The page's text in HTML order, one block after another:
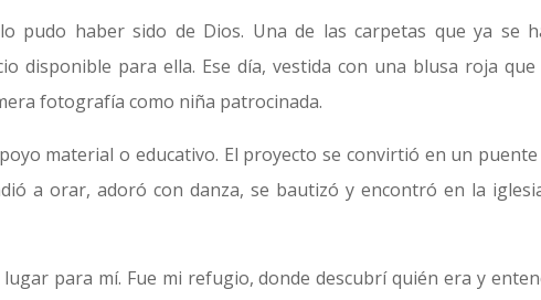
pudo haber sido de Dios. Una de las carpetas que ya se
disponible para ella. Ese día, vestida con una blusa roja
fotografía como niña patrocinada.
material o educativo. El proyecto se convirtió en un
a orar, adoró con danza, se bautizó y encontró en la
para mí. Fue mi refugio, donde descubrí quién era y